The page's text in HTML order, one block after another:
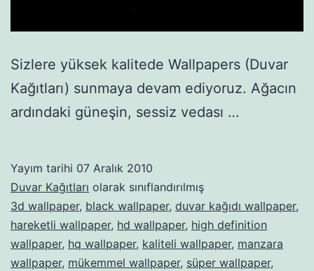
Sizlere yüksek kalitede Wallpapers (Duvar
Kağıtları) sunmaya devam ediyoruz. Ağacın
ardındaki güneşin, sessiz vedası …
Yayım tarihi 07 Aralık 2010
Duvar Kağıtları olarak sınıflandırılmış
3d wallpaper, black wallpaper, duvar kağıdı wallpaper,
hareketli wallpaper, hd wallpaper, high definition
wallpaper, hq wallpaper, kaliteli wallpaper, manzara
wallpaper, mükemmel wallpaper, süper wallpaper,